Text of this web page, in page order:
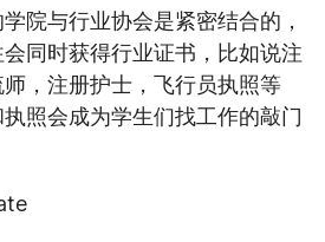
院与行业协会是紧密结合的，
同时获得行业证书，比如说注
，注册护士，飞行员执照等
照会成为学生们找工作的敲门